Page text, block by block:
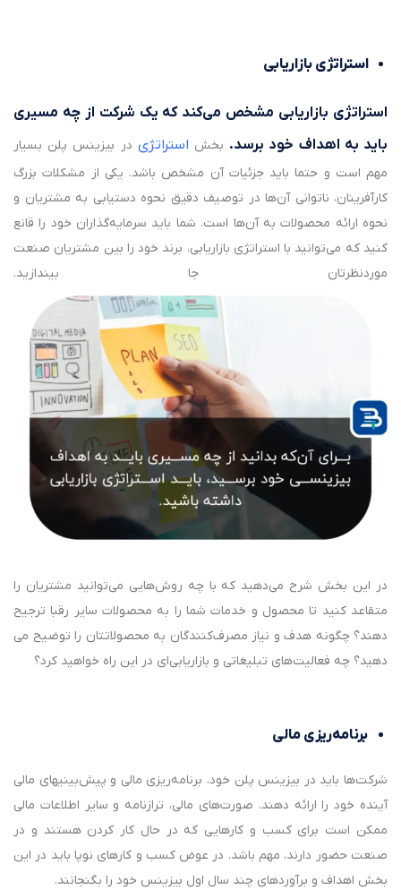
استراتژی بازاریابی
استراتژی بازاریابی مشخص می‌کند که یک شرکت از چه مسیری
باید به اهداف خود برسد. بخش استراتژی در بیزینس پلن بسیار
مهم است و حتما باید جزئیات آن مشخص باشد. یکی از مشکلات بزرگ
کارآفرینان، ناتوانی آن‌ها در توصیف دقیق نحوه دستیابی به مشتریان و
نحوه ارائه محصولات به آن‌ها است. شما باید سرمایه‌گذاران خود را قانع
کنید که می‌توانید با استراتژی‌ بازاریابی، برند خود را بین مشتریان صنعت
موردنظرتان جا بیندازید.
در این بخش شرح می‌دهید که با چه روش‌هایی می‌توانید مشتریان را
متقاعد کنید تا محصول و خدمات شما را به محصولات سایر رقبا ترجیح
دهند؟ چگونه هدف و نیاز مصرف‏‌کنندگان به محصولاتتان را توضیح می
دهید؟ چه فعالیت‌های تبلیغاتی و بازاریابی‌ای در این راه خواهید کرد؟
برنامه‌ریزی مالی
شرکت‌ها باید در بیزینس پلن خود، برنامه‌ریزی مالی و پیش‌بینی‎های مالی
آینده خود را ارائه دهند. صورت‌های مالی، ترازنامه و سایر اطلاعات مالی
ممکن است برای کسب و کارهایی که در حال کار کردن هستند و در
صنعت حضور دارند، مهم باشد. در عوض کسب و کارهای نوپا باید در این
بخش اهداف و برآوردهای چند سال اول بیزینس خود را بگنجانند.